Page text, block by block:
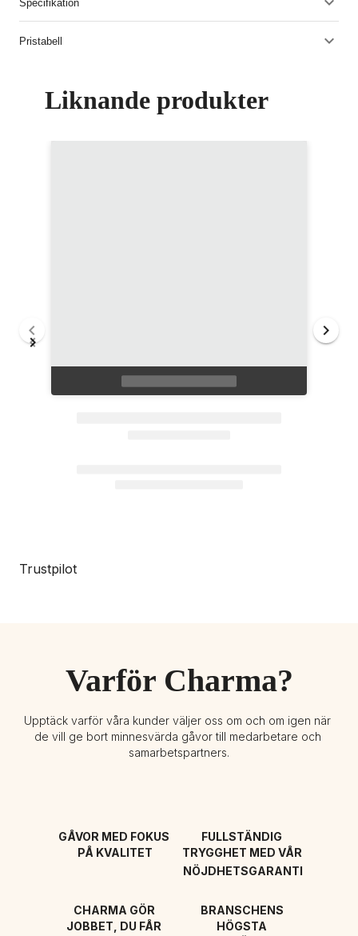
Specifikation
Pristabell
Liknande produkter
Trustpilot
Varför Charma?
Upptäck varför våra kunder väljer oss om och om igen när
de vill ge bort minnesvärda gåvor till medarbetare och
samarbetspartners.
GÅVOR MED FOKUS
PÅ KVALITET
FULLSTÄNDIG
TRYGGHET MED VÅR
NÖJDHETSGARANTI
CHARMA GÖR
JOBBET, DU FÅR
BRANSCHENS
HÖGSTA